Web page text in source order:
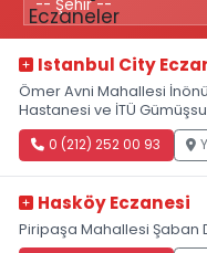
Istanbul City
Ömer Avni Mahallesi
Hastanesi ve İTÜ
0 (212) 252 00 93
Hasköy Eczanesi
Piripaşa Mahallesi Şaban